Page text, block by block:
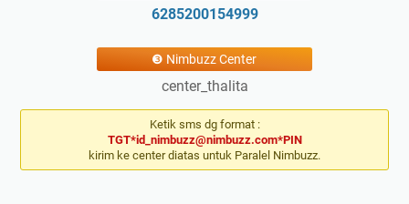
6285200154999
❸ Nimbuzz Center
center_thalita
Ketik sms dg format :
TGT*id_nimbuzz@nimbuzz.com*PIN
kirim ke center diatas untuk Paralel Nimbuzz.